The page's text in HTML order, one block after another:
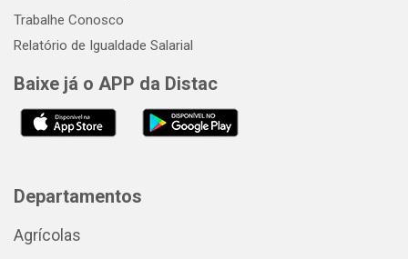
Trabalhe Conosco
Relatório de Igualdade Salarial
Baixe já o APP da Distac
Departamentos
Agrícolas